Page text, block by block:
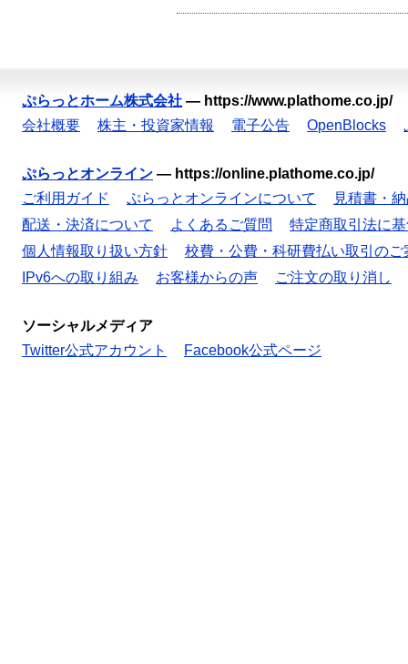
ぷらっとホーム株式会社 — https://www.plathome.co.jp/
会社概要
株主・投資家情報 電子公告 OpenBlocks
ぷらっとオンライン — https://online.plathome.co.jp/
ご利用ガイド
ぷらっとオンラインについて
見積書・
配送・決済について
よくあるご質問
特定商取引法に
個人情報取り扱い方針
校費・公費・科研費払い取引のご
IPv6への取り組み
お客様からの声 ご注文の取り消し
ソーシャルメディア
Twitter公式アカウント
Facebook公式ページ